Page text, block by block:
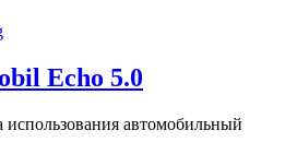
Echo 5.0
автомобильный